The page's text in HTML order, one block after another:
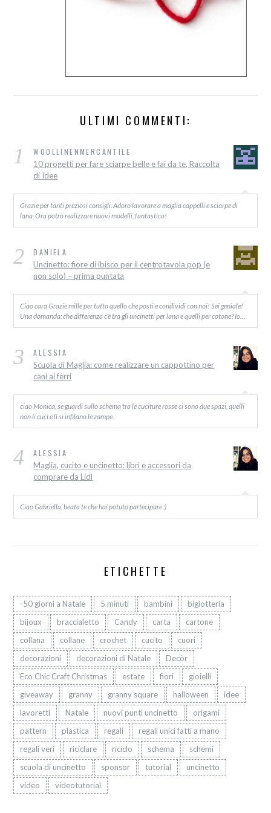
ULTIMI COMMENTI:
1 WOOLLINENMERCANTILE
10 progetti per fare sciarpe belle e fai da te, Raccolta
di Idee
Grazie per tanti preziosi consigli. Adoro lavorare a maglia cappelli e sciarpe di
lana. Ora potrò realizzare nuovi modelli, fantastico!
2 DANIELA
Uncinetto: fiore di ibisco per il centrotavola pop (e
non solo) – prima puntata
Ciao cara Grazie mille per tutto quello che posti e condividi con noi! Sei geniale!
Una domanda: che differenza c’è tra gli uncinetti per lana e quelli per cotone? Io…
3 ALESSIA
Scuola di Maglia: come realizzare un cappottino per
cani ai ferri
ciao Monica, se guardi sullo schema tra le cuciture rosse ci sono due spazi, quelli
non li cuci e lì si infilano le zampe.
4 ALESSIA
Maglia, cucito e uncinetto: libri e accessori da
comprare da Lidl
Ciao Gabriella, beata te che hai potuto partecipare :)
ETICHETTE
-50 giorni a Natale 5 minuti bambini
bigiotteria
bijoux
braccialetto Candy carta
cartone
collana
collane crochet cucito
cuori
decorazioni
decorazioni di Natale
Decòr
Eco Chic Craft Christmas
estate fiori
gioielli
giveaway
granny granny square halloween
idee
lavoretti
Natale nuovi punti uncinetto
origami
pattern
plastica regali
regali unici fatti a mano
regali veri
riciclare riciclo schema
schemi
scuola di uncinetto
sponsor tutorial
uncinetto
video
videotutorial